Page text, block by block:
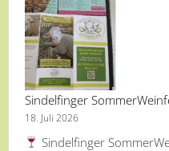
Sindelfinger
18. Juli 2026
Sindelfinger